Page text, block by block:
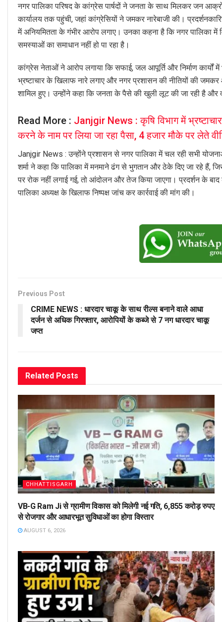
नगर पालिका परिषद के कांग्रेस पार्षदों ने जनता के साथ मिलकर जन
कार्यालय तक पहुंची, जहां कांग्रेसियों ने जमकर नारेबाजी की।
में अनियमितता के गंभीर आरोप लगाए। उनका कहना है कि नगर पालिका
समस्याओं का समाधान नहीं हो पा रहा है।
कांग्रेस नेताओं ने आरोप लगाया कि सफाई, जल आपूर्ति और निर्माण कार्यों में
भ्रष्टाचार के खिलाफ नारे लगाए और नगर प्रशासन की नीतियों की
शामिल हुए। उन्होंने कहा कि जनता के पैसे की खुली लूट की जा रही है और
Read More : Janjgir News : कृषि विभाग में भ्रष्टाचार
करने के नाम पर लिया जा रहा पैसा, 4 हजार मौके पर लेते
Janjgir News : उन्होंने प्रशासन से नगर पालिका में चल रही सभी
शर्मा ने कहा कि पालिका में मनमाने ढंग से भुगतान और ठेके दिए जा रहे हैं,
पर रोक नहीं लगाई गई, तो आंदोलन और तेज किया जाएगा। प्रदर्शन के
पालिका अध्यक्ष के खिलाफ निष्पक्ष जांच कर कार्रवाई की मांग की।
Previous Post
CRIME NEWS : धारदार चाकू के साथ रील्स बनाने वाले आधा
दर्जन से अधिक गिरफ्तार, आरोपियों के कब्जे से 7 नग धारदार चाकू
जप्त
Related Posts
CHHATTISGARH
VB-G Ram Ji से ग्रामीण विकास को मिलेगी नई गति, 6,855 करोड़ रुपए
से रोजगार और आधारभूत सुविधाओं का होगा विस्तार
AUGUST 6, 2026